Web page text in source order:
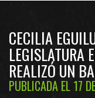
CECILIA
LEGISLATURA
REALIZÓ UN
PUBLICADA EL 17